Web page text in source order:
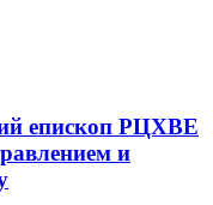
епископ РЦХВЕ
и